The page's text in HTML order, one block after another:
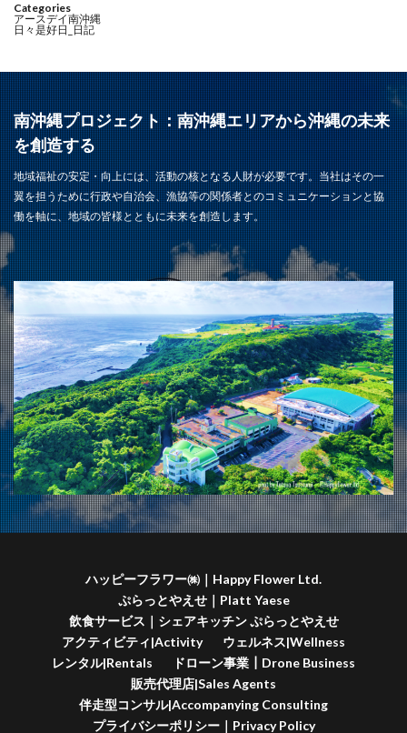
Categories
アースデイ南沖縄
日々是好日_日記
南沖縄プロジェクト：南沖縄エリアから沖縄の未来
を創造する
地域福祉の安定・向上には、活動の核となる人財が必要です。当社はその一
翼を担うために行政や自治会、漁協等の関係者とのコミュニケーションと協
働を軸に、地域の皆様とともに未来を創造します。
ハッピーフラワー㈱｜Happy Flower Ltd.
ぷらっとやえせ｜Platt Yaese
飲食サービス｜シェアキッチン ぷらっとやえせ
アクティビティ|Activity
ウェルネス|Wellness
レンタル|Rentals
ドローン事業┃Drone Business
販売代理店|Sales Agents
伴走型コンサル|Accompanying Consulting
プライバシーポリシー｜Privacy Policy